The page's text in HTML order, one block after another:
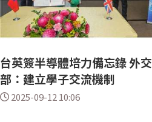
台英簽半導體培力備忘錄 外交
部：建立學子交流機制
2025-09-12 10:06